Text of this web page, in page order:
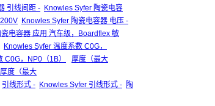
引线间距 - Knowles Syfer 陶瓷电容
Knowles Syfer 陶瓷电容器 电压 -
瓷电容器 应用 汽车级，Boardflex 敏
Knowles Syfer 温度系数 C0G，
C0G，NP0（1B）
厚度（最大
度（最大
引线形式 - Knowles Syfer 引线形式 - 陶